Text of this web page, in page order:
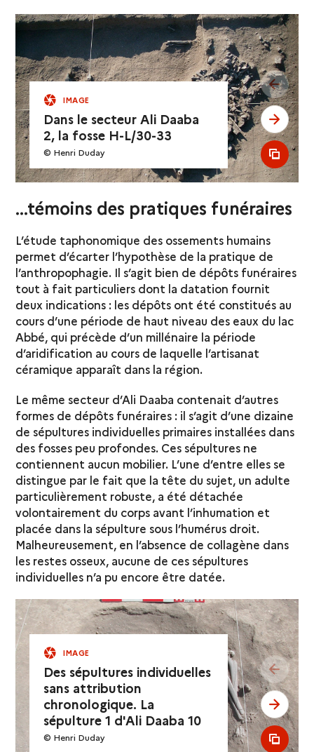
IMAGE
Dans le secteur Ali Daaba
2, la fosse H-L/30-33
© Henri Duday
see
see
see
...témoins des pratiques funéraires
L’étude taphonomique des ossements humains
permet d’écarter l’hypothèse de la pratique de
l’anthropophagie. Il s’agit bien de dépôts funéraires
tout à fait particuliers dont la datation fournit
deux indications : les dépôts ont été constitués au
cours d’une période de haut niveau des eaux du lac
Abbé, qui précède d’un millénaire la période
d’aridification au cours de laquelle l’artisanat
céramique apparaît dans la région.
Le même secteur d’Ali Daaba contenait d’autres
formes de dépôts funéraires : il s’agit d’une dizaine
de sépultures individuelles primaires installées dans
des fosses peu profondes. Ces sépultures ne
contiennent aucun mobilier. L’une d’entre elles se
distingue par le fait que la tête du sujet, un adulte
particulièrement robuste, a été détachée
volontairement du corps avant l’inhumation et
placée dans la sépulture sous l’humérus droit.
Malheureusement, en l’absence de collagène dans
les restes osseux, aucune de ces sépultures
individuelles n’a pu encore être datée.
IMAGE
Des sépultures individuelles
sans attribution
chronologique. La
sépulture 1 d'Ali Daaba 10
© Henri Duday
see
see
see